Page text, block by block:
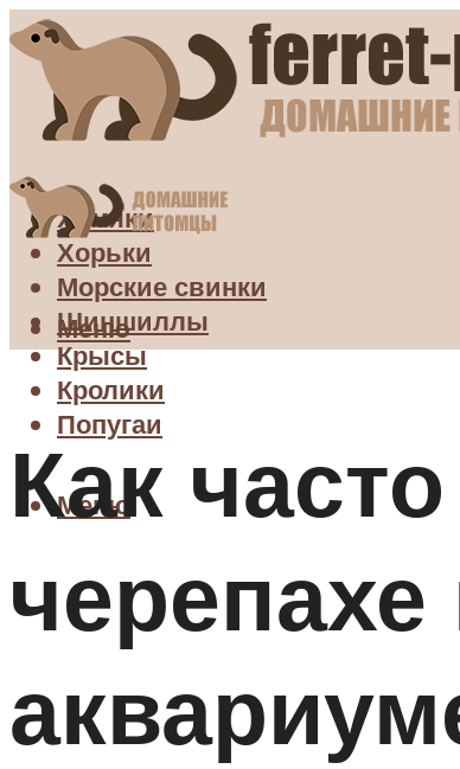
Хомяки
Хорьки
Морские свинки
Шиншиллы
Крысы
Кролики
Попугаи
Меню
Меню
Как